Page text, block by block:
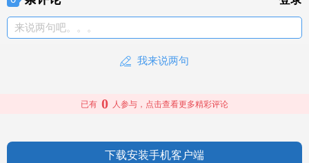
来说两句吧。。。
我来说两句
已有 0 人参与，点击查看更多精彩评论
下载安装手机客户端